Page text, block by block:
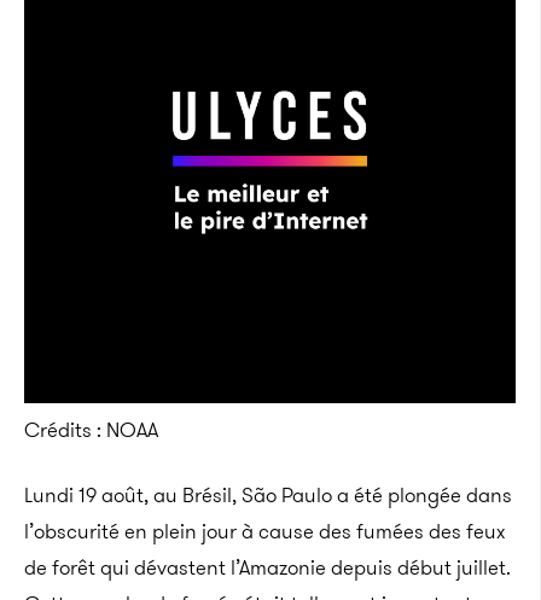
Crédits : NOAA
Lundi 19 août, au Brésil, São Paulo a été plongée dans
l’obscurité en plein jour à cause des fumées des feux
de forêt qui dévastent l’Amazonie depuis début juillet.